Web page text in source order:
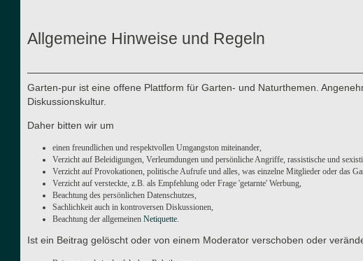
Allgemeine Hinweise und Regeln
Garten-pur ist eine offene Plattform für Garten- und Naturthemen.
Diskussionskultur.
Daher bitten wir um
einen freundlichen und respektvollen Umgangston miteinander,
Verzicht auf Beleidigungen, Verleumdungen und persönliche Angriffe, rassistische und
Verzicht auf Provokationen, politische Aufrufe und alles, was einzelne Mitglieder oder das
Verzicht auf versteckte, z.B. als Empfehlung oder Frage 'getarnte' Werbung,
Beachtung des persönlichen Datenschutzes,
Sachlichkeit auch in kontroversen Diskussionen,
Beachtung der allgemeinen Netiquette.
Ist ein Beitrag gelöscht oder von einem Moderator verschoben oder